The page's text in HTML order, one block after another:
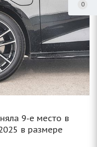
9-е место в
в размере
0